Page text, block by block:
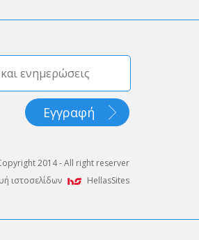
2014 - All right reserver
ιστοσελίδων
HellasSites